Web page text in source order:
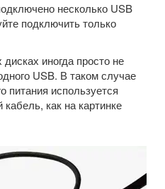
несколько USB
подключить только
иногда просто не
USB. В таком случае
питания используется
как на картинке